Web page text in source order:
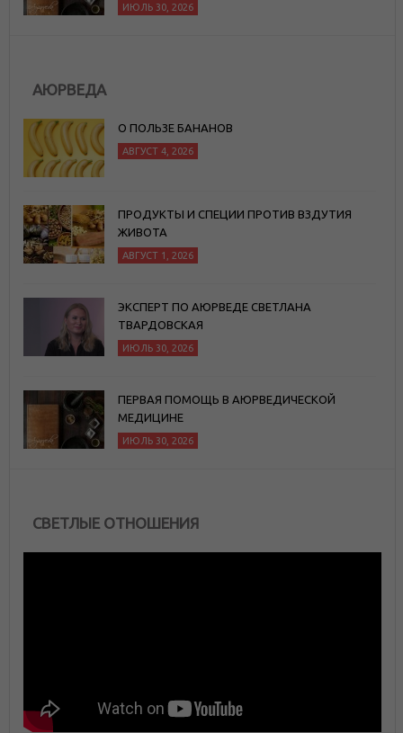
ИЮЛЬ 30, 2026
АЮРВЕДА
О ПОЛЬЗЕ БАНАНОВ
АВГУСТ 4, 2026
ПРОДУКТЫ И СПЕЦИИ ПРОТИВ ВЗДУТИЯ
ЖИВОТА
АВГУСТ 1, 2026
ЭКСПЕРТ ПО АЮРВЕДЕ СВЕТЛАНА
ТВАРДОВСКАЯ
ИЮЛЬ 30, 2026
ПЕРВАЯ ПОМОЩЬ В АЮРВЕДИЧЕСКОЙ
МЕДИЦИНЕ
ИЮЛЬ 30, 2026
СВЕТЛЫЕ ОТНОШЕНИЯ